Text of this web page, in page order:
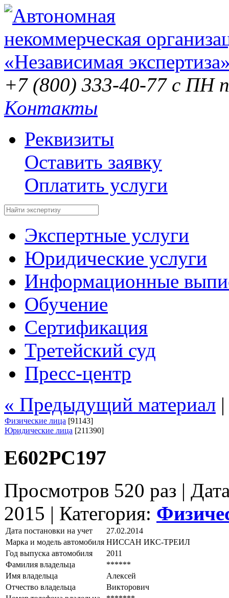
+7 (800) 333-40-77 с ПН
Контакты
Реквизиты
Оставить заявку
Оплатить услуги
Экспертные услуги
Юридические услуги
Информационные
Обучение
Сертификация
Третейский суд
Пресс-центр
« Предыдущий материал
Физические лица [91143]
Юридические лица [211390]
Е602РС197
Просмотров 520 раз |
2015 | Категория:
Дата постановки на учет
27.02.2014
Марка и модель автомобиля НИССАН ИКС-ТРЕИЛ
Год выпуска автомобиля
2011
Фамилия владельца
******
Имя владельца
Алексей
Отчество владельца
Викторович